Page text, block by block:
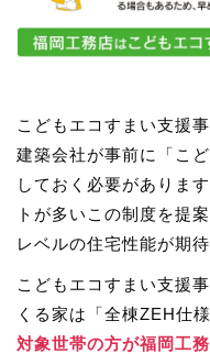
こどもエコすまい支援
建築会社が事前に「こ
しておく必要がありま
トが多いこの制度を提
レベルの住宅性能が期
こどもエコすまい支援
くる家は「全棟ZEH仕
対象世帯の方が福岡工